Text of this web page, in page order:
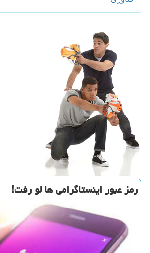
رمز عبور اینستاگرامی ها لو رفت!